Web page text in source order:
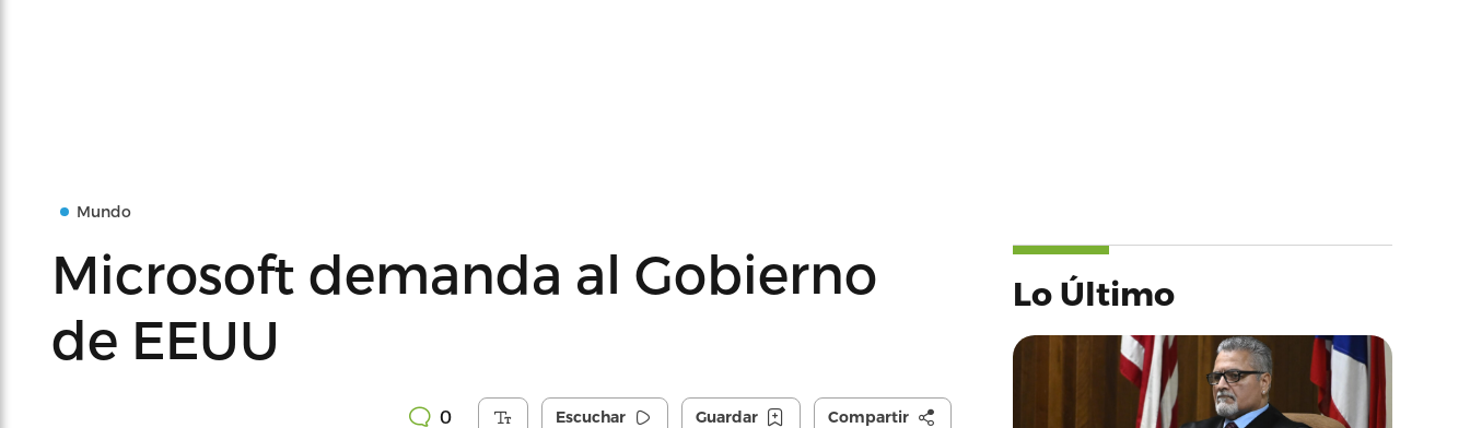
Mundo
Microsoft demanda al Gobierno
de EEUU
0 Escuchar Guardar Compartir
Lo Último